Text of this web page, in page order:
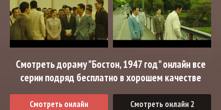
Смотреть дораму "Бостон, 1947 год" онлайн все
серии подряд бесплатно в хорошем качестве
Смотреть онлайн Смотреть онлайн 2